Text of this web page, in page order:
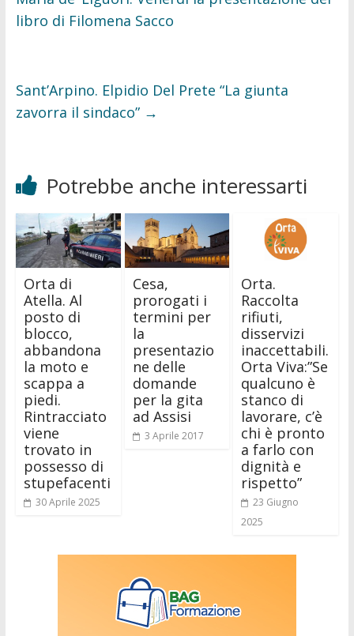
libro di Filomena Sacco
Sant’Arpino. Elpidio Del Prete “La giunta
zavorra il sindaco” →
Potrebbe anche interessarti
Orta di
Atella. Al
posto di
blocco,
abbandona
la moto e
scappa a
piedi.
Rintracciato
viene
trovato in
possesso di
stupefacenti
30 Aprile 2025
Cesa,
prorogati i
termini per
la
presentazio
ne delle
domande
per la gita
ad Assisi
3 Aprile 2017
Orta.
Raccolta
rifiuti,
disservizi
inaccettabili.
Orta Viva:”Se
qualcuno è
stanco di
lavorare, c’è
chi è pronto
a farlo con
dignità e
rispetto”
23 Giugno
2025